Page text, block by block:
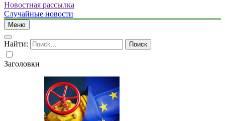
Новостная рассылка
Случайные новости
Меню
Найти:
Заголовки